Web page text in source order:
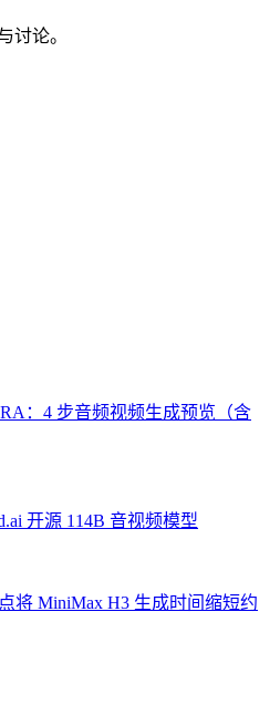
讨论。
：4 步音频视频生成预览（含
开源 114B 音视频模型
将 MiniMax H3 生成时间缩短约